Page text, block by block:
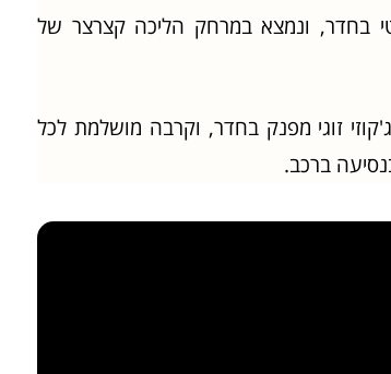
בחדר, ונמצא במרחק הליכה קצרצר של
זוגי מפנק בחדר, וקרבה מושלמת לכל
ברכב.